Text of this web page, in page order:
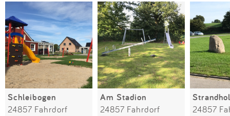
Schleibogen
24857 Fahrdorf
Am Stadion
24857 Fahrdorf 24857